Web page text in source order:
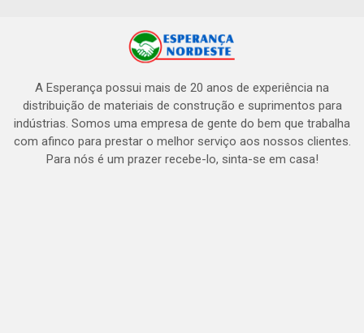
A Esperança possui mais de 20 anos de experiência na
distribuição de materiais de construção e suprimentos para
indústrias. Somos uma empresa de gente do bem que trabalha
com afinco para prestar o melhor serviço aos nossos clientes.
Para nós é um prazer recebe-lo, sinta-se em casa!